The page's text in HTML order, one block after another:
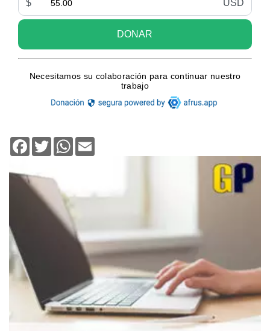
Facebook
TwitterWhatsApp